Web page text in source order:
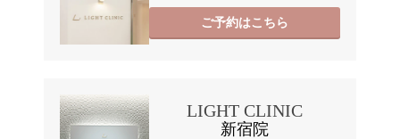
ご予約はこちら
LIGHT CLINIC
新宿院